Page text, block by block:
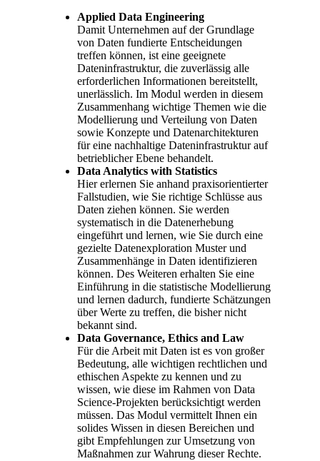
Applied Data Engineering
Damit Unternehmen auf der Grundlage
von Daten fundierte Entscheidungen
treffen können, ist eine geeignete
Dateninfrastruktur, die zuverlässig alle
erforderlichen Informationen bereitstellt,
unerlässlich. Im Modul werden in diesem
Zusammenhang wichtige Themen wie die
Modellierung und Verteilung von Daten
sowie Konzepte und Datenarchitekturen
für eine nachhaltige Dateninfrastruktur auf
betrieblicher Ebene behandelt.
Data Analytics with Statistics
Hier erlernen Sie anhand praxisorientierter
Fallstudien, wie Sie richtige Schlüsse aus
Daten ziehen können. Sie werden
systematisch in die Datenerhebung
eingeführt und lernen, wie Sie durch eine
gezielte Datenexploration Muster und
Zusammenhänge in Daten identifizieren
können. Des Weiteren erhalten Sie eine
Einführung in die statistische Modellierung
und lernen dadurch, fundierte Schätzungen
über Werte zu treffen, die bisher nicht
bekannt sind.
Data Governance, Ethics and Law
Für die Arbeit mit Daten ist es von großer
Bedeutung, alle wichtigen rechtlichen und
ethischen Aspekte zu kennen und zu
wissen, wie diese im Rahmen von Data
Science-Projekten berücksichtigt werden
müssen. Das Modul vermittelt Ihnen ein
solides Wissen in diesen Bereichen und
gibt Empfehlungen zur Umsetzung von
Maßnahmen zur Wahrung dieser Rechte.